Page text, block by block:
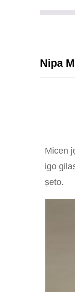
Nipa
Micen
igo
ṣeto.